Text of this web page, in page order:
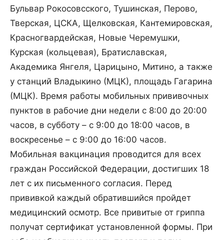
Бульвар Рокосовсского, Тушинская, Перово,
Тверская, ЦСКА, Щелковская, Кантемировская,
Красногвардейская, Новые Черемушки,
Курская (кольцевая), Братиславская,
Академика Янгеля, Царицыно, Митино, а также
у станций Владыкино (МЦК), площадь Гагарина
(МЦК). Время работы мобильных прививочных
пунктов в рабочие дни недели с 8:00 до 20:00
часов, в субботу – с 9:00 до 18:00 часов, в
воскресенье – с 9:00 до 16:00 часов.
Мобильная вакцинация проводится для всех
граждан Российской Федерации, достигших 18
лет с их письменного согласия. Перед
прививкой каждый обратившийся пройдет
медицинский осмотр. Все привитые от гриппа
получат сертификат установленной формы. При